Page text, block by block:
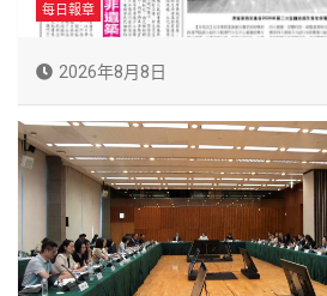
每日報章
2026年8月8日